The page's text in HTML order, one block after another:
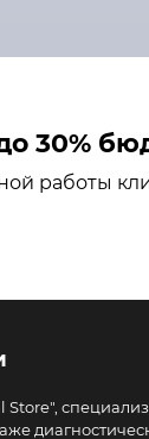
30%
работы